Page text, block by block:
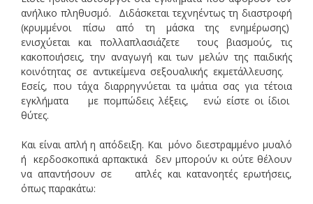
ανήλικο πληθυσμό. Διδάσκεται τεχνηέντως τη διαστροφή
(κρυμμένοι πίσω από τη μάσκα της ενημέρωσης)
ενισχύεται και πολλαπλασιάζετε τους βιασμούς, τις
κακοποιήσεις, την αναγωγή και των μελών της παιδικής
κοινότητας σε αντικείμενα σεξουαλικής εκμετάλλευσης.
Εσείς, που τάχα διαρρηγνύεται τα ιμάτια σας για τέτοια
εγκλήματα με πομπώδεις λέξεις, ενώ είστε οι ίδιοι
θύτες.
Και είναι απλή η απόδειξη. Και μόνο διεστραμμένο μυαλό
ή κερδοσκοπικά αρπακτικά δεν μπορούν κι ούτε θέλουν
να απαντήσουν σε απλές και κατανοητές ερωτήσεις,
όπως παρακάτω: